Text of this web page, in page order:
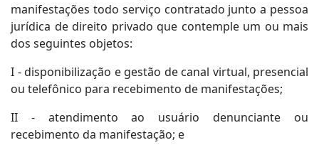
manifestações todo serviço contratado junto a pessoa
jurídica de direito privado que contemple um ou mais
dos seguintes objetos:
I - disponibilização e gestão de canal virtual, presencial
ou telefônico para recebimento de manifestações;
II - atendimento ao usuário denunciante ou
recebimento da manifestação; e